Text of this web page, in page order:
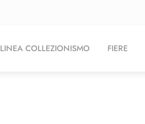
LINEA COLLEZIONISMO FIERE